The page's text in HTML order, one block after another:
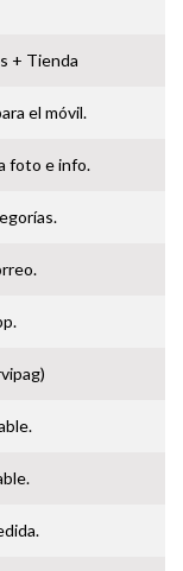
+ Tienda
el móvil.
foto e info.